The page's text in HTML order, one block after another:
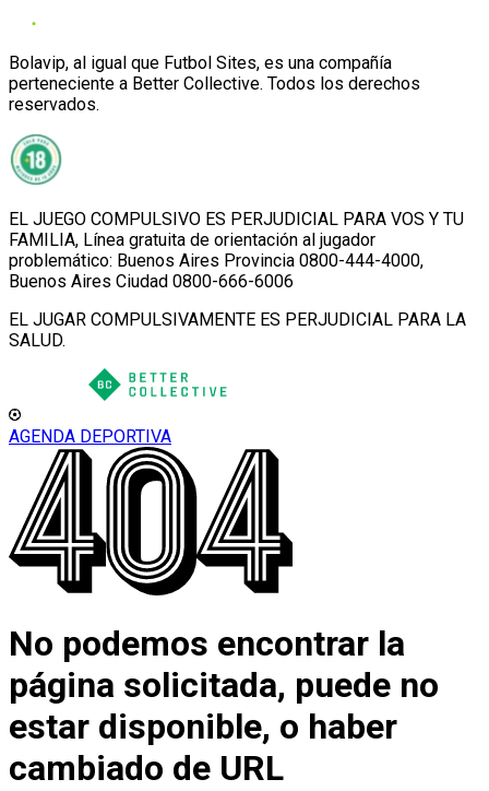
Bolavip, al igual que Futbol Sites, es una compañía
perteneciente a Better Collective. Todos los derechos
reservados.
EL JUEGO COMPULSIVO ES PERJUDICIAL PARA VOS Y TU
FAMILIA, Línea gratuita de orientación al jugador
problemático: Buenos Aires Provincia 0800-444-4000,
Buenos Aires Ciudad 0800-666-6006
EL JUGAR COMPULSIVAMENTE ES PERJUDICIAL PARA LA
SALUD.
AGENDA DEPORTIVA
No podemos encontrar la
página solicitada, puede no
estar disponible, o haber
cambiado de URL